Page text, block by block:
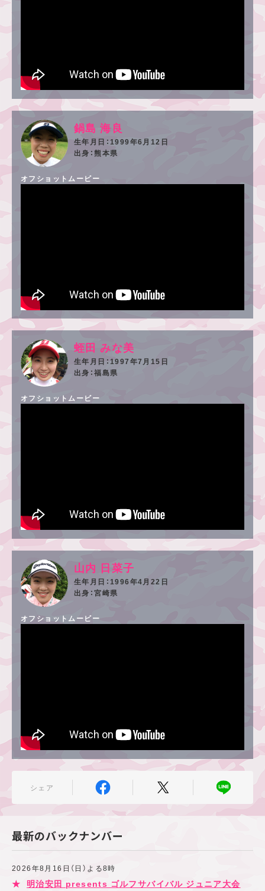
鍋島 海良
1999年6月12日
熊本県
オフショットムービー
蛭田 みな美
1997年7月15日
福島県
オフショットムービー
山内 日菜子
1996年4月22日
宮崎県
オフショットムービー
シェア
最新のバックナンバー
2026年8月16日（日）よる8時
明治安田 presents ゴルフサバイバル ジュニア大会